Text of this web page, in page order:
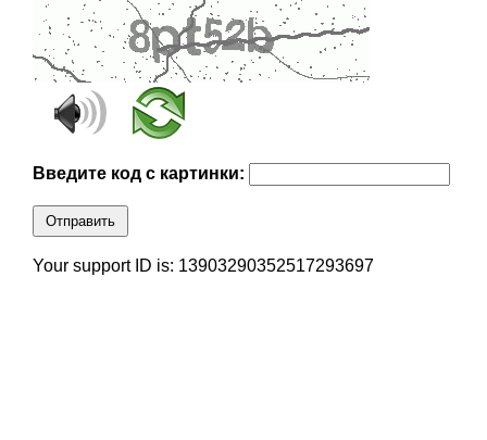
Введите код с картинки:
Отправить
Your support ID is: 13903290352517293697